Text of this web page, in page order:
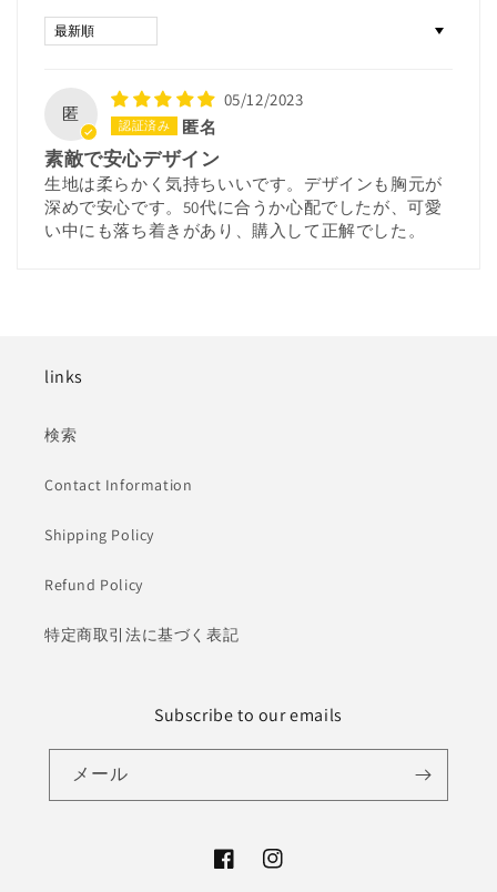
Sort by
匿
05/12/2023
匿名
素敵で安心デザイン
生地は柔らかく気持ちいいです。デザインも胸元が
深めで安心です。50代に合うか心配でしたが、可愛
い中にも落ち着きがあり、購入して正解でした。
links
検索
Contact Information
Shipping Policy
Refund Policy
特定商取引法に基づく表記
Subscribe to our emails
メール
FacebookInstagram